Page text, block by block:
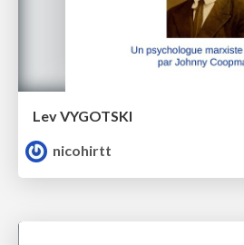
Lev VYGOTSKI
nicohirtt